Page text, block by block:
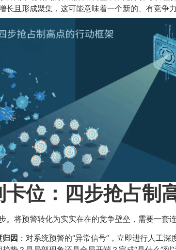
长且形成聚集，这可能意味着一个新的、有竞争
卡位：四步抢占制
。将预警转化为实实在在的竞争壁垒，需要一套连
归因 ：对系统预警的“异常信号”，立即进行人工